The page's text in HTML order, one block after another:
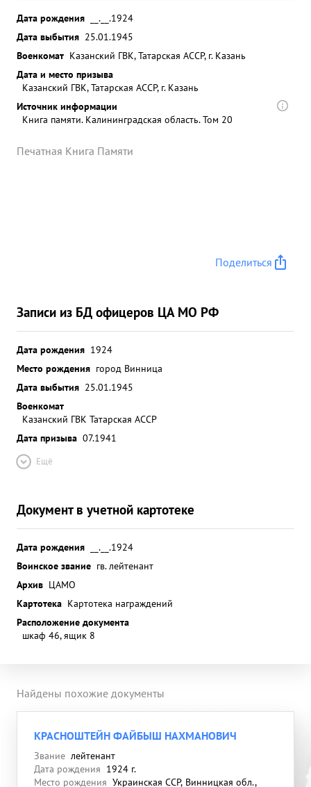
Дата рождения
__.__.1924
Дата выбытия 25.01.1945
Военкомат Казанский ГВК, Татарская АССР, г. Казань
Дата и место призыва
Казанский ГВК, Татарская АССР, г. Казань
Источник информации
Книга памяти. Калининградская область. Том 20
Печатная Книга Памяти
Поделиться
Записи из БД офицеров ЦА МО РФ
Дата рождения 1924
Место рождения город Винница
Дата выбытия 25.01.1945
Военкомат
Казанский ГВК Татарская АССР
Дата призыва 07.1941
Ещё
Документ в учетной картотеке
Дата рождения
__.__.1924
Воинское звание гв. лейтенант
Архив ЦАМО
Картотека Картотека награждений
Расположение документа
шкаф 46, ящик 8
Найдены похожие документы
КРАСНОШТЕЙН ФАЙБЫШ НАХМАНОВИЧ
Звание лейтенант
Дата рождения 1924 г.
Место рождения Украинская ССР, Винницкая обл.,